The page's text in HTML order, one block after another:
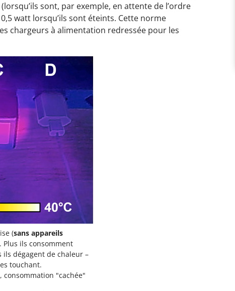
sont, par exemple, en attente de l’ordre
watt lorsqu’ils sont éteints. Cette norme
chargeurs à alimentation redressée pour les
(sans appareils
ils consomment
dégagent de chaleur –
touchant.
"cachée"